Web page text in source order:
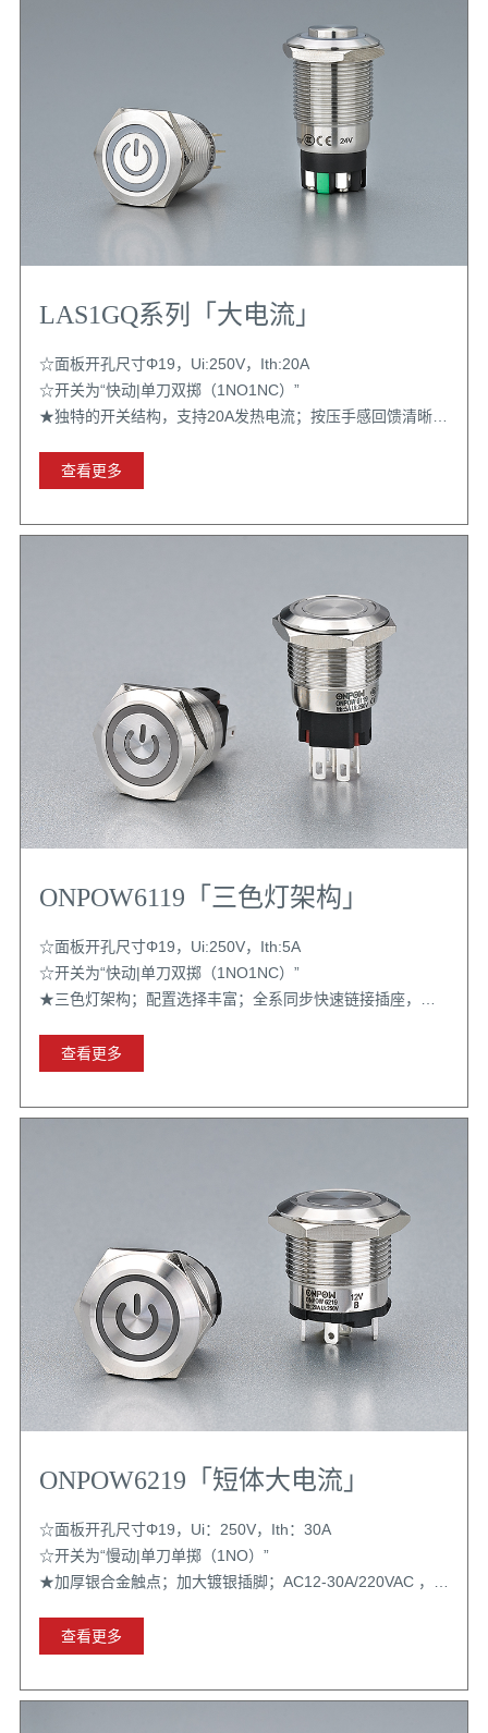
LAS1GQ系列「大电流」
☆面板开孔尺寸Φ19，Ui:250V，Ith:20A
☆开关为“快动|单刀双掷（1NO1NC）”
★独特的开关结构，支持20A发热电流；按压手感回馈清晰；
查看更多
ONPOW6119「三色灯架构」
☆面板开孔尺寸Φ19，Ui:250V，Ith:5A
☆开关为“快动|单刀双掷（1NO1NC）”
★三色灯架构；配置选择丰富；全系同步快速链接插座，带
查看更多
ONPOW6219「短体大电流」
☆面板开孔尺寸Φ19，Ui：250V，Ith：30A
☆开关为“慢动|单刀单掷（1NO）”
★加厚银合金触点；加大镀银插脚；AC12-30A/220VAC ，
查看更多